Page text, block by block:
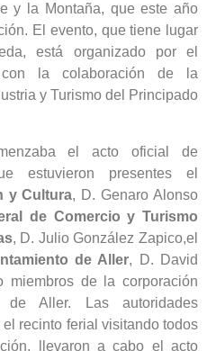
y la Montaña, que este año
El evento, que tiene lugar
está organizado por el
la colaboración de la
y Turismo del Principado
el acto oficial de
estuvieron presentes el
y Cultura, D. Genaro Alonso
de Comercio y Turismo
, D. Julio González Zapico,el
de Aller, D. David
miembros de la corporación
de Aller. Las autoridades
recinto ferial visitando todos
llevaron a cabo el acto